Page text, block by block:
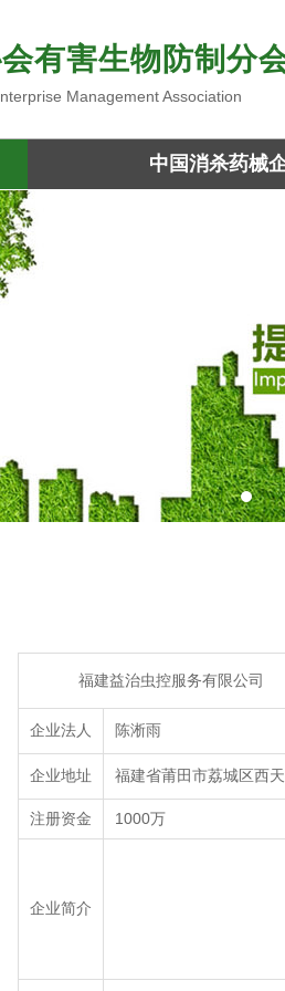
有害生物防制分
Management Association
中国消杀药械
福建益治虫控服务有限公司
企业法人 陈淅雨
企业地址 福建省莆田市荔城区西
注册资金 1000万
企业简介